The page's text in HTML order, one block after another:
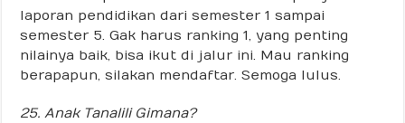
laporan pendidikan dari semester 1 sampai
semester 5. Gak harus ranking 1, yang penting
nilainya baik, bisa ikut di jalur ini. Mau ranking
berapapun, silakan mendaftar. Semoga lulus.
25. Anak Tanalili Gimana?